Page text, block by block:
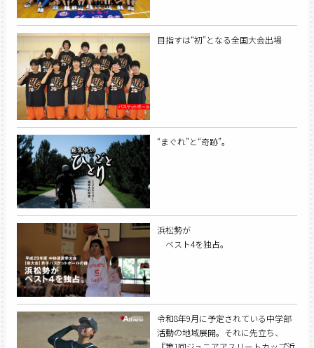
チームは50名が在籍し、常に県内で
目指すは“初”となる全国大会出場
“まぐれ”と“奇跡”。
浜松勢が
ベスト4を独占。
令和8年9月に予定されている中学部
活動の地域展開。それに先立ち、